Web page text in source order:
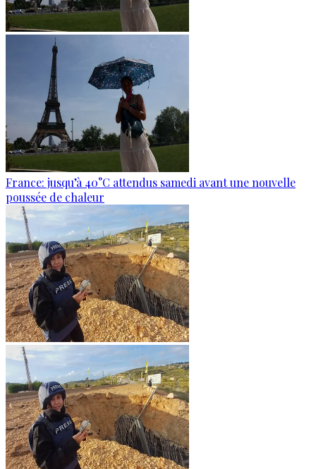
France: jusqu’à 40°C attendus samedi avant une nouvelle
poussée de chaleur